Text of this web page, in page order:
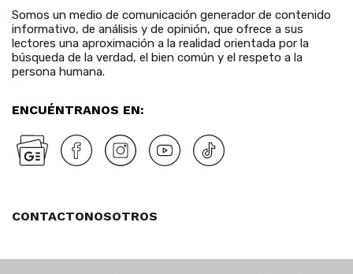
Somos un medio de comunicación generador de contenido
informativo, de análisis y de opinión, que ofrece a sus
lectores una aproximación a la realidad orientada por la
búsqueda de la verdad, el bien común y el respeto a la
persona humana.
ENCUÉNTRANOS EN:
CONTACTONOSOTROS